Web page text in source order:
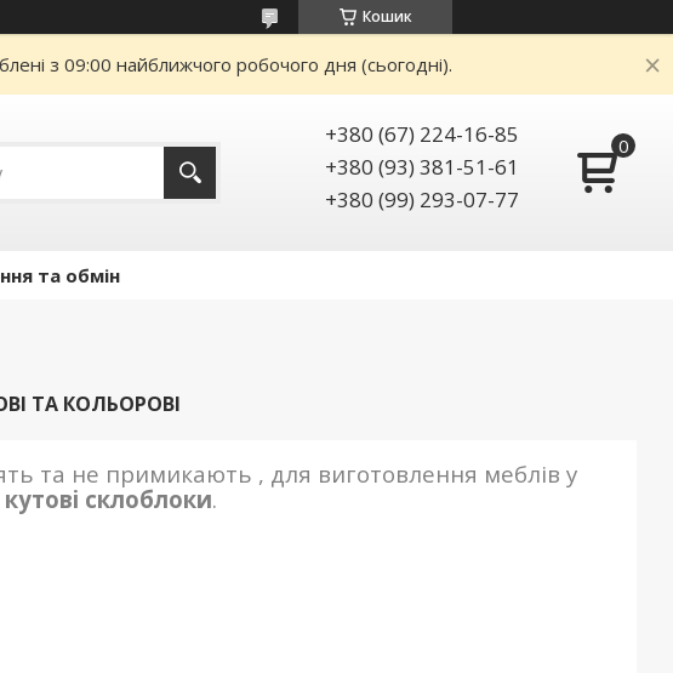
Кошик
з 09:00 найближчого робочого дня (сьогодні).
+380 (67) 224-16-85
+380 (93) 381-51-61
+380 (99) 293-07-77
та обмін
ТА КОЛЬОРОВІ
та не примикають , для виготовлення меблів у
кутові склоблоки.